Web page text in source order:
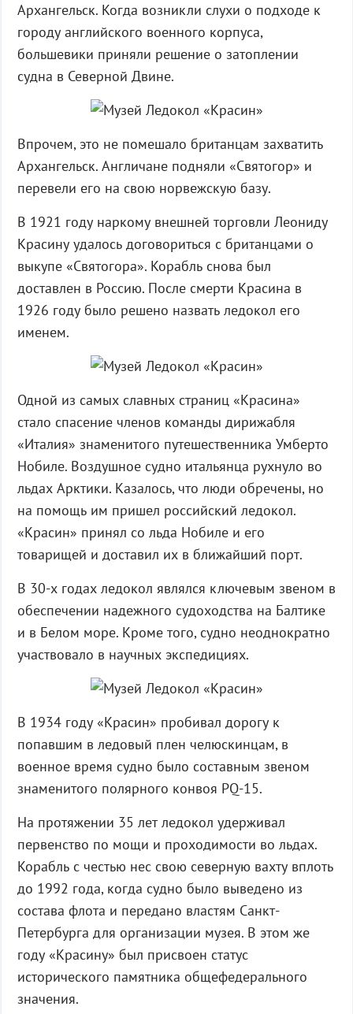
Архангельск. Когда возникли слухи о подходе к
городу английского военного корпуса,
большевики приняли решение о затоплении
судна в Северной Двине.
Впрочем, это не помешало британцам захватить
Архангельск. Англичане подняли «Святогор» и
перевели его на свою норвежскую базу.
В 1921 году наркому внешней торговли Леониду
Красину удалось договориться с британцами о
выкупе «Святогора». Корабль снова был
доставлен в Россию. После смерти Красина в
1926 году было решено назвать ледокол его
именем.
Одной из самых славных страниц «Красина»
стало спасение членов команды дирижабля
«Италия» знаменитого путешественника Умберто
Нобиле. Воздушное судно итальянца рухнуло во
льдах Арктики. Казалось, что люди обречены, но
на помощь им пришел российский ледокол.
«Красин» принял со льда Нобиле и его
товарищей и доставил их в ближайший порт.
В 30-х годах ледокол являлся ключевым звеном в
обеспечении надежного судоходства на Балтике
и в Белом море. Кроме того, судно неоднократно
участвовало в научных экспедициях.
В 1934 году «Красин» пробивал дорогу к
попавшим в ледовый плен челюскинцам, в
военное время судно было составным звеном
знаменитого полярного конвоя PQ-15.
На протяжении 35 лет ледокол удерживал
первенство по мощи и проходимости во льдах.
Корабль с честью нес свою северную вахту вплоть
до 1992 года, когда судно было выведено из
состава флота и передано властям Санкт-
Петербурга для организации музея. В этом же
году «Красину» был присвоен статус
исторического памятника общефедерального
значения.